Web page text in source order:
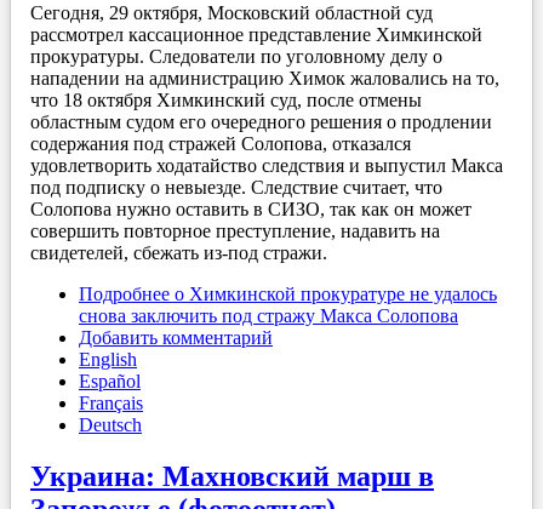
Сегодня, 29 октября, Московский областной суд
рассмотрел кассационное представление Химкинской
прокуратуры. Следователи по уголовному делу о
нападении на администрацию Химок жаловались на то,
что 18 октября Химкинский суд, после отмены
областным судом его очередного решения о продлении
содержания под стражей Солопова, отказался
удовлетворить ходатайство следствия и выпустил Макса
под подписку о невыезде. Следствие считает, что
Солопова нужно оставить в СИЗО, так как он может
совершить повторное преступление, надавить на
свидетелей, сбежать из-под стражи.
Подробнее о Химкинской прокуратуре не удалось
снова заключить под стражу Макса Солопова
Добавить комментарий
English
Español
Français
Deutsch
Украина: Махновский марш в